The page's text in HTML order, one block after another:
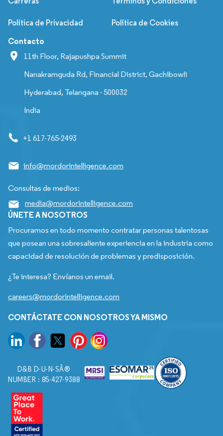
Política de Privacidad Política de Cookies
Contacto
11th Floor, Rajapushpa Summit
Nanakramguda Rd, Financial District, Gachibowli
Hyderabad, Telangana - 500032
India
+1 617-765-2493
info@mordorintelligence.com
Consultas de medios:
media@mordorintelligence.com
ÚNETE A NOSOTROS
Procuramos en todo momento contratar personas talentosas
que posean una sobresaliente experiencia en la industria como
capacidad de resolución de problemas y predisposición.
¿Te interesa? Envíanos un email.
careers@mordorintelligence.com
CONTÁCTATE CON NOSOTROS YA MISMO
D&B D-U-N-SÂ®
NUMBER : 85-427-9388